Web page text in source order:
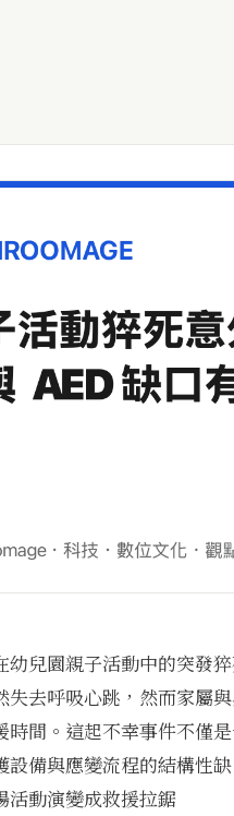
幼兒園親子活動中的突發
失去呼吸心跳，然而家屬
時間。這起不幸事件不僅
設備與應變流程的結構性缺
活動演變成救援拉鋸